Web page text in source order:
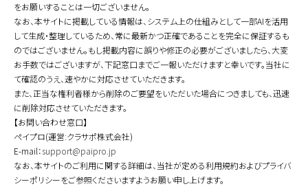
をお願いすることは一切ございません。
なお、本サイトに掲載している情報は、システム上の仕組みとして一部AIを活用
して生成・整理しているため、常に最新かつ正確であることを完全に保証するも
のではございません。もし掲載内容に誤りや修正の必要がございましたら、大変
お手数ではございますが、下記窓口までご一報いただけますと幸いです。当社に
て確認のうえ、速やかに対応させていただきます。
また、正当な権利者様から削除のご要望をいただいた場合につきましても、迅速
に削除対応させていただきます。
【お問い合わせ窓口】
ペイプロ(運営:クラサポ株式会社)
E-mail：support@paipro.jp
なお、本サイトのご利用に関する詳細は、当社が定める利用規約およびプライバ
シーポリシーをご参照くださいますようお願い申し上げます。